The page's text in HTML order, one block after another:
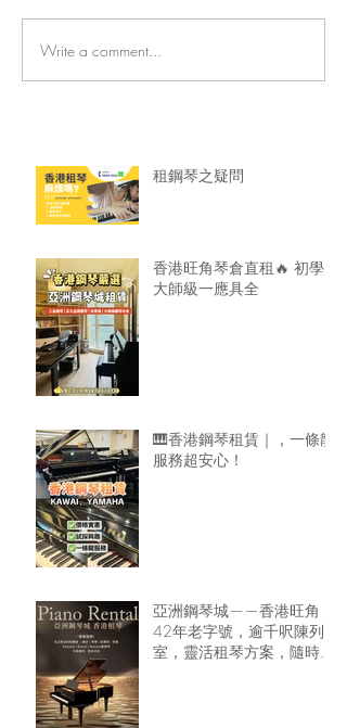
香港旺角琴倉直租🔥 初學
大師級一應具全
Write a comment...
租鋼琴之疑問
香港旺角琴倉直租🔥 初學
大師級一應具全
🎹香港鋼琴租賃｜，一條龍
服務超安心！
亞洲鋼琴城——香港旺角
42年老字號，逾千呎陳列
室，靈活租琴方案，隨時可